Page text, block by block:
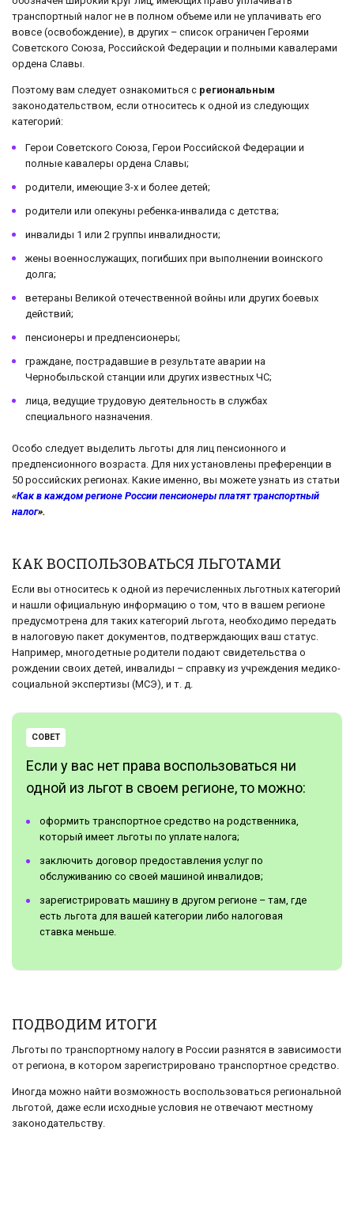
транспортный налог не в полном объеме или не уплачивать его
вовсе (освобождение), в других – список ограничен Героями
Советского Союза, Российской Федерации и полными кавалерами
ордена Славы.
Поэтому вам следует ознакомиться с региональным
законодательством, если относитесь к одной из следующих
категорий:
Герои Советского Союза, Герои Российской Федерации и
полные кавалеры ордена Славы;
родители, имеющие 3-х и более детей;
родители или опекуны ребенка-инвалида с детства;
инвалиды 1 или 2 группы инвалидности;
жены военнослужащих, погибших при выполнении воинского
долга;
ветераны Великой отечественной войны или других боевых
действий;
пенсионеры и предпенсионеры;
граждане, пострадавшие в результате аварии на
Чернобыльской станции или других известных ЧС;
лица, ведущие трудовую деятельность в службах
специального назначения.
Особо следует выделить льготы для лиц пенсионного и
предпенсионного возраста. Для них установлены преференции в
50 российских регионах. Какие именно, вы можете узнать из статьи
«Как в каждом регионе России пенсионеры платят транспортный
налог».
КАК ВОСПОЛЬЗОВАТЬСЯ ЛЬГОТАМИ
Если вы относитесь к одной из перечисленных льготных категорий
и нашли официальную информацию о том, что в вашем регионе
предусмотрена для таких категорий льгота, необходимо передать
в налоговую пакет документов, подтверждающих ваш статус.
Например, многодетные родители подают свидетельства о
рождении своих детей, инвалиды – справку из учреждения медико-
социальной экспертизы (МСЭ), и т. д.
СОВЕТ
Если у вас нет права воспользоваться ни
одной из льгот в своем регионе, то можно:
оформить транспортное средство на родственника,
который имеет льготы по уплате налога;
заключить договор предоставления услуг по
обслуживанию со своей машиной инвалидов;
зарегистрировать машину в другом регионе – там, где
есть льгота для вашей категории либо налоговая
ставка меньше.
ПОДВОДИМ ИТОГИ
Льготы по транспортному налогу в России разнятся в зависимости
от региона, в котором зарегистрировано транспортное средство.
Иногда можно найти возможность воспользоваться региональной
льготой, даже если исходные условия не отвечают местному
законодательству.